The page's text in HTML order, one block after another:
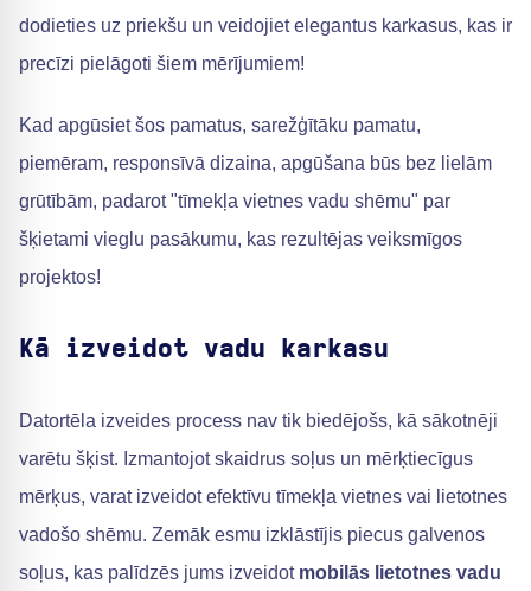
dodieties uz priekšu un veidojiet elegantus karkasus, kas ir
precīzi pielāgoti šiem mērījumiem!
Kad apgūsiet šos pamatus, sarežģītāku pamatu,
piemēram, responsīvā dizaina, apgūšana būs bez lielām
grūtībām, padarot "tīmekļa vietnes vadu shēmu" par
šķietami vieglu pasākumu, kas rezultējas veiksmīgos
projektos!
Kā izveidot vadu karkasu
Datortēla izveides process nav tik biedējošs, kā sākotnēji
varētu šķist. Izmantojot skaidrus soļus un mērķtiecīgus
mērķus, varat izveidot efektīvu tīmekļa vietnes vai lietotnes
vadošo shēmu. Zemāk esmu izklāstījis piecus galvenos
soļus, kas palīdzēs jums izveidot mobilās lietotnes vadu